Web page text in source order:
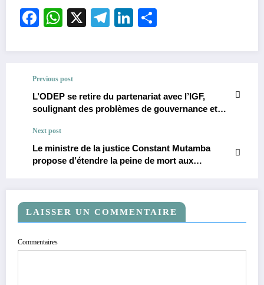
Facebook
WhatsApp
X Telegram
LinkedIn
Previous post
L’ODEP se retire du partenariat avec l’IGF,
soulignant des problèmes de gouvernance et
Next post
Le ministre de la justice Constant Mutamba
propose d’étendre la peine de mort aux
LAISSER UN COMMENTAIRE
Commentaires